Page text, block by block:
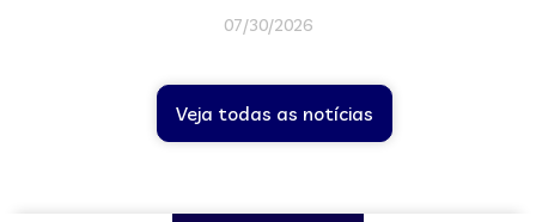
07/30/2026
Veja todas as notícias